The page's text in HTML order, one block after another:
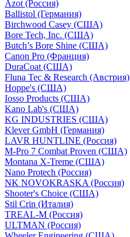
Azot (Россия)
Ballistol (Германия)
Birchwood Casey (США)
Bore Tech, Inc. (США)
Butch’s Bore Shine (СШA)
Canon Pro (Франция)
DuraCoat (США)
Fluna Tec & Research (Австрия)
Hoppe's (США)
Iosso Products (США)
Kano Lab's (США)
KG INDUSTRIES (США)
Klever GmbH (Германия)
LAVR HUNTLINE (Россия)
M-Pro 7 Combat Proven (СШA)
Montana X-Treme (США)
Nano Protech (Россия)
NK NOVOKRASKA (Россия)
Shooter's Choice (СШA)
Stil Crin (Италия)
TREAL-M (Россия)
ULTMAN (Россия)